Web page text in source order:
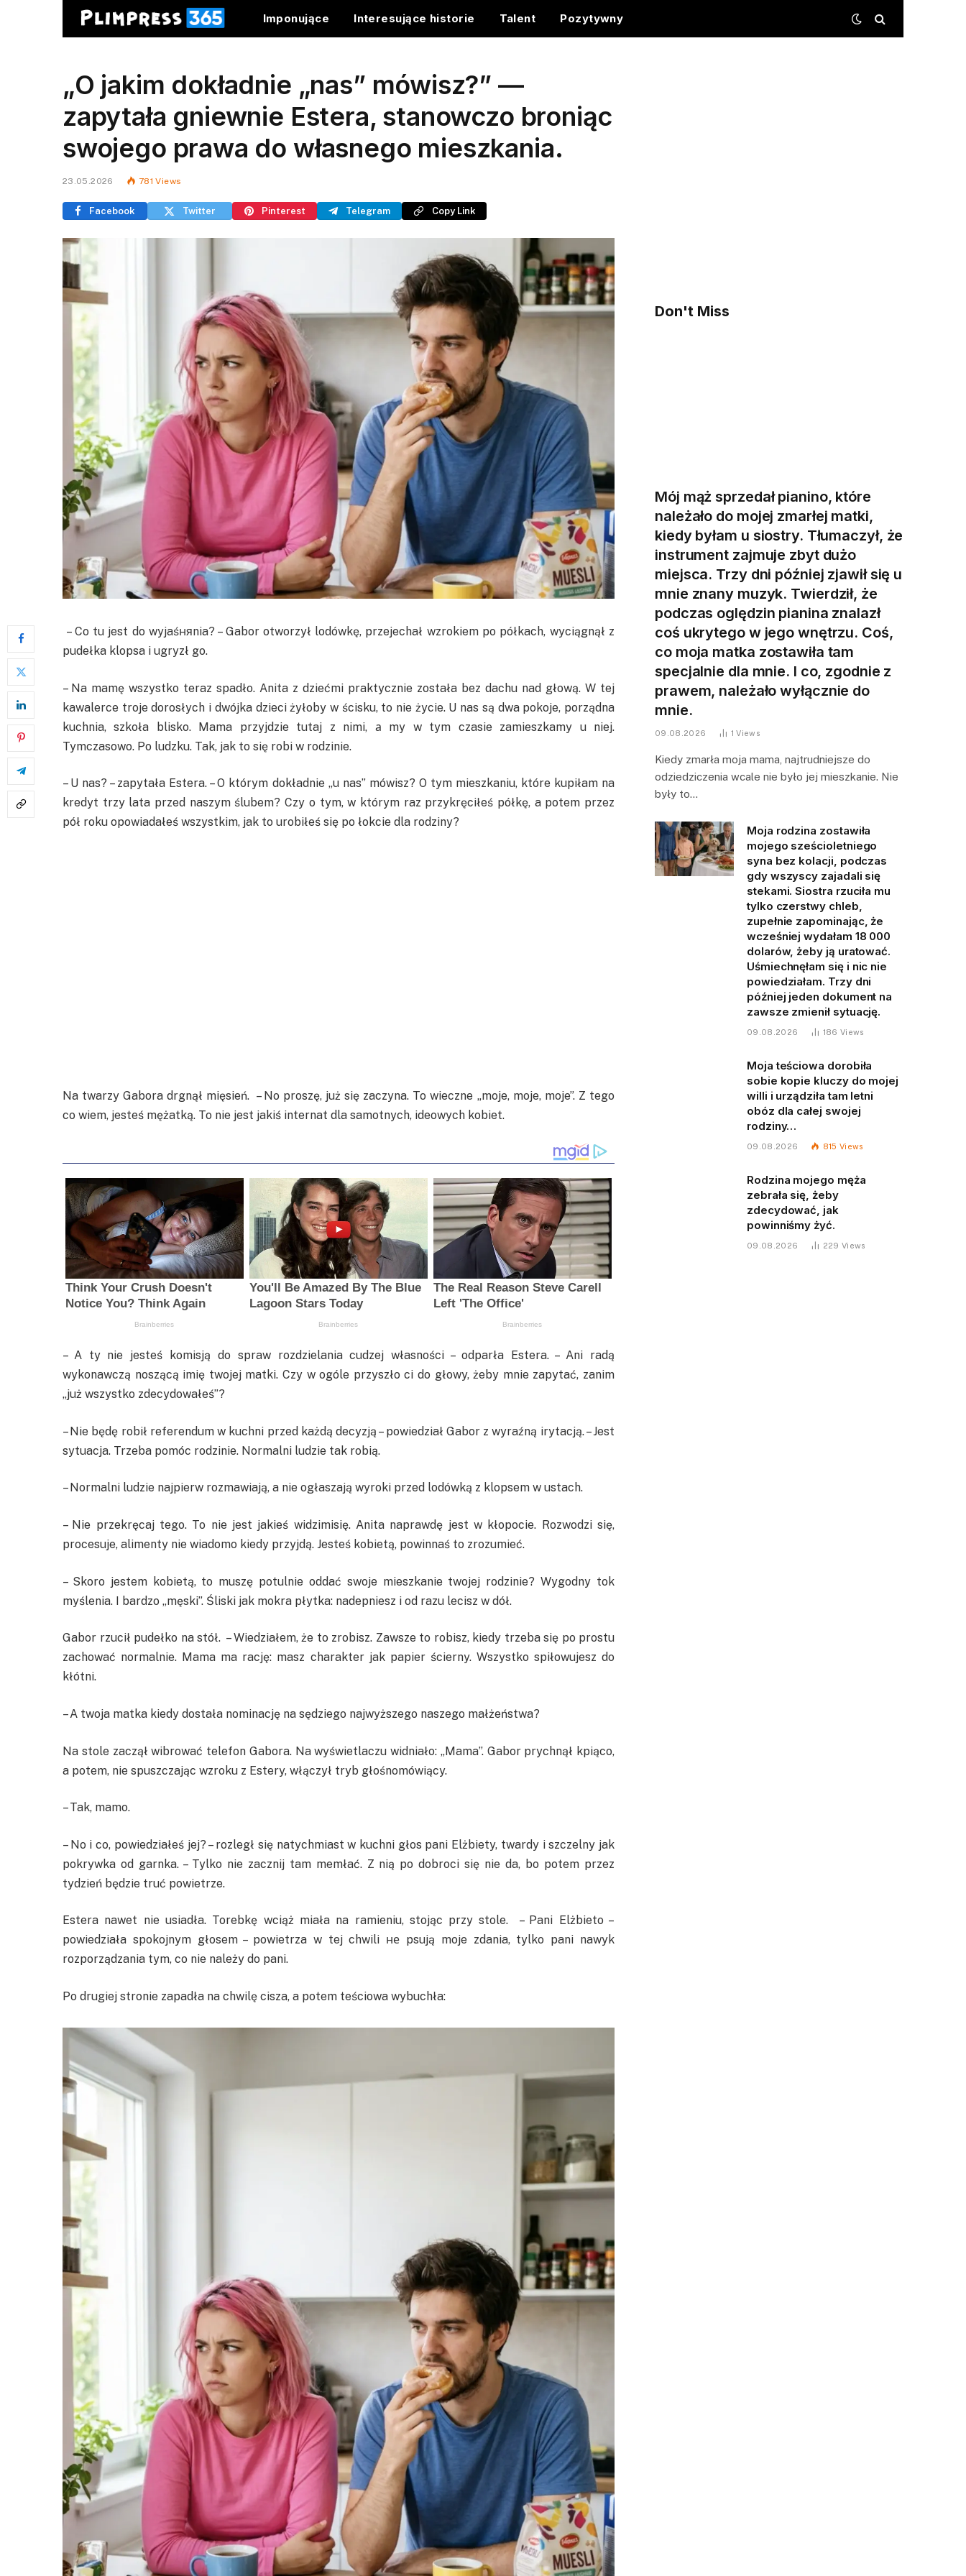
Imponujące Interesujące historie Talent Pozytywny
„O jakim dokładnie „nas” mówisz?” —
zapytała gniewnie Estera, stanowczo broniąc
swojego prawa do własnego mieszkania.
23.05.2026 781Views
Facebook Twitter Pinterest Telegram Copy Link
– Co tu jest do wyjaśняnia? – Gabor otworzył lodówkę, przejechał wzrokiem po półkach, wyciągnął z
pudełka klopsa i ugryzł go.
– Na mamę wszystko teraz spadło. Anita z dziećmi praktycznie została bez dachu nad głową. W tej
kawalerce troje dorosłych i dwójka dzieci żyłoby w ścisku, to nie życie. U nas są dwa pokoje, porządna
kuchnia, szkoła blisko. Mama przyjdzie tutaj z nimi, а my w tym czasie zamieszkamy u niej.
Tymczasowo. Po ludzku. Tak, jak to się robi w rodzinie.
– U nas? – zapytała Estera. – O którym dokładnie „u nas” mówisz? O tym mieszkaniu, które kupiłam na
kredyt trzy lata przed naszym ślubem? Czy o tym, w którym raz przykręciłeś półkę, a potem przez
pół roku opowiadałeś wszystkim, jak to urobiłeś się po łokcie dla rodziny?
Na twarzy Gabora drgnął mięsień. – No proszę, już się zaczyna. To wieczne „moje, moje, moje”. Z tego
co wiem, jesteś mężatką. To nie jest jakiś internat dla samotnych, ideowych kobiet.
– A ty nie jesteś komisją do spraw rozdzielania cudzej własności – odparła Estera. – Ani radą
wykonawczą noszącą imię twojej matki. Czy w ogóle przyszło ci do głowy, żeby mnie zapytać, zanim
„już wszystko zdecydowałeś”?
– Nie będę robił referendum w kuchni przed każdą decyzją – powiedział Gabor z wyraźną irytacją. – Jest
sytuacja. Trzeba pomóc rodzinie. Normalni ludzie tak robią.
– Normalni ludzie najpierw rozmawiają, a nie ogłaszają wyroki przed lodówką z klopsem w ustach.
– Nie przekręcaj tego. To nie jest jakieś widzimisię. Anita naprawdę jest w kłopocie. Rozwodzi się,
procesuje, alimenty nie wiadomo kiedy przyjdą. Jesteś kobietą, powinnaś to zrozumieć.
– Skoro jestem kobietą, to muszę potulnie oddać swoje mieszkanie twojej rodzinie? Wygodny tok
myślenia. I bardzo „męski”. Śliski jak mokra płytka: nadepniesz i od razu lecisz w dół.
Gabor rzucił pudełko na stół. – Wiedziałem, że to zrobisz. Zawsze to robisz, kiedy trzeba się po prostu
zachować normalnie. Mama ma rację: masz charakter jak papier ścierny. Wszystko spiłowujesz do
kłótni.
– A twoja matka kiedy dostała nominację na sędziego najwyższego naszego małżeństwa?
Na stole zaczął wibrować telefon Gabora. Na wyświetlaczu widniało: „Mama”. Gabor prychnął kpiąco,
a potem, nie spuszczając wzroku z Estery, włączył tryb głośnomówiący.
– Tak, mamo.
– No i co, powiedziałeś jej? – rozległ się natychmiast w kuchni głos pani Elżbiety, twardy i szczelny jak
pokrywka od garnka. – Tylko nie zacznij tam memłać. Z nią po dobroci się nie da, bo potem przez
tydzień będzie truć powietrze.
Estera nawet nie usiadła. Torebkę wciąż miała na ramieniu, stojąc przy stole. – Pani Elżbieto –
powiedziała spokojnym głosem – powietrza w tej chwili не psują moje zdania, tylko pani nawyk
rozporządzania tym, co nie należy do pani.
Po drugiej stronie zapadła na chwilę cisza, a potem teściowa wybuchła:
Don't Miss
Mój mąż sprzedał pianino, które
należało do mojej zmarłej matki,
kiedy byłam u siostry. Tłumaczył, że
instrument zajmuje zbyt dużo
miejsca. Trzy dni później zjawił się u
mnie znany muzyk. Twierdził, że
podczas oględzin pianina znalazł
coś ukrytego w jego wnętrzu. Coś,
co moja matka zostawiła tam
specjalnie dla mnie. I co, zgodnie z
prawem, należało wyłącznie do
mnie.
09.08.2026 1Views
Kiedy zmarła moja mama, najtrudniejsze do
odziedziczenia wcale nie było jej mieszkanie. Nie
były to…
Moja rodzina zostawiła
mojego sześcioletniego
syna bez kolacji, podczas
gdy wszyscy zajadali się
stekami. Siostra rzuciła mu
tylko czerstwy chleb,
zupełnie zapominając, że
wcześniej wydałam 18 000
dolarów, żeby ją uratować.
Uśmiechnęłam się i nic nie
powiedziałam. Trzy dni
później jeden dokument na
zawsze zmienił sytuację.
09.08.2026 186 Views
Moja teściowa dorobiła
sobie kopie kluczy do mojej
willi i urządziła tam letni
obóz dla całej swojej
rodziny…
09.08.2026 815 Views
Rodzina mojego męża
zebrała się, żeby
zdecydować, jak
powinniśmy żyć.
09.08.2026 229 Views